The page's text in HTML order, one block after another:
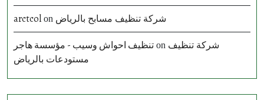
arctcol on شركة تنظيف مسابح بالرياض
تنظيف احواش وسيب - مؤسسة هاجر on شركة تنظيف
مستودعات بالرياض